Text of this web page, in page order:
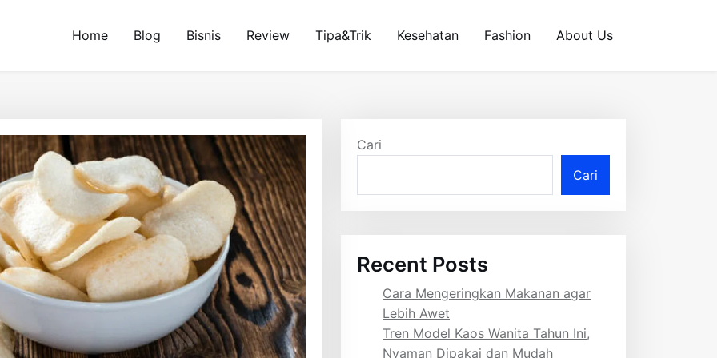
Home Blog Bisnis Review Tipa&Trik Kesehatan Fashion About Us
Cari
Cari
Recent Posts
Cara Mengeringkan Makanan agar
Lebih Awet
Tren Model Kaos Wanita Tahun Ini,
Nyaman Dipakai dan Mudah